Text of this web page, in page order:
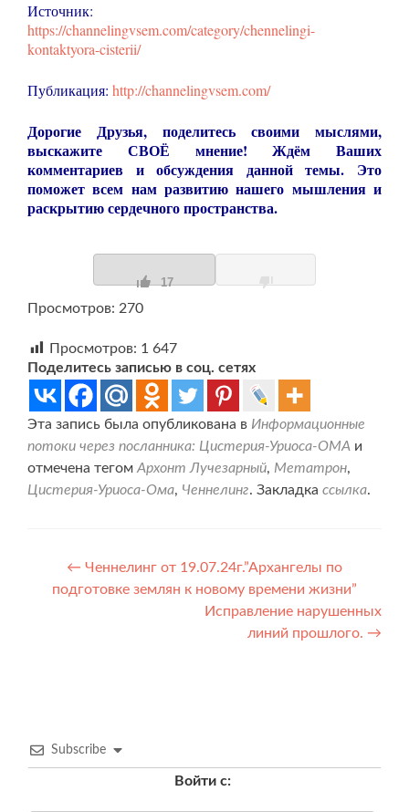
Источник:
https://channelingvsem.com/category/chennelingi-
kontaktyora-cisterii/
Публикация: http://channelingvsem.com/
Дорогие Друзья, поделитесь своими мыслями,
выскажите СВОЁ мнение! Ждём Ваших
комментариев и обсуждения данной темы. Это
поможет всем нам развитию нашего мышления и
раскрытию сердечного пространства.
17
Просмотров: 270
Просмотров: 1 647
Поделитесь записью в соц. сетях
Эта запись была опубликована в Информационные
потоки через посланника: Цистерия-Уриоса-ОМА и
отмечена тегомАрхонт Лучезарный, Метатрон,
Цистерия-Уриоса-Ома, Ченнелинг. Закладка ссылка.
Навигация
по
← Ченнелинг от 19.07.24г.”Архангелы по
подготовке землян к новому времени жизни”
Исправление нарушенных
линий прошлого. →
Subscribe
Войти с: